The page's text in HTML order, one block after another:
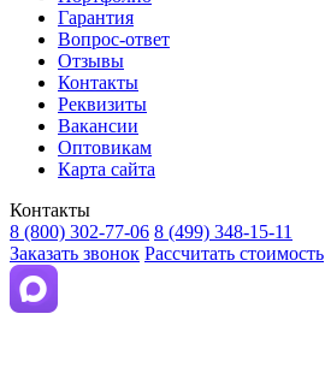
Гарантия
Вопрос-ответ
Отзывы
Контакты
Реквизиты
Вакансии
Оптовикам
Карта сайта
Контакты
8 (800) 302-77-06 8 (499) 348-15-11
Заказать звонок Рассчитать стоимость